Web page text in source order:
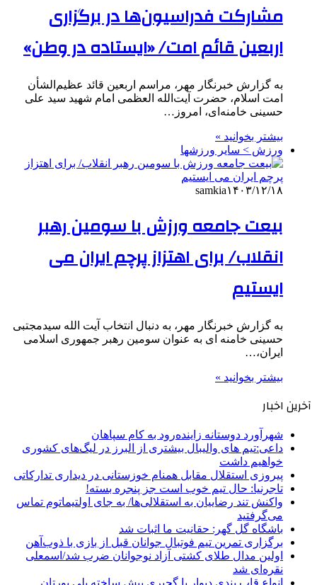
مشارکت فدراسیون‌ها در برگزاری
اربعین قائم امت/ «ایستاده در وطن»
به گزارش خبرنگار مهر، مراسم اربعین قائد عظیم‌الشأن
امت اسلام، حضرت آیت‌الله العظمی امام شهید سید علی
حسینی خامنه‌ای، امروز…
بیشتر بخوانید »
ورزش > سایر ورزشها
samkia۱۴۰۳/۱۲/۱۸
بیعت جامعه ورزش با سومین رهبر
انقلاب/ برای اهتزاز پرچم ایران می
ایستیم
به گزارش خبرنگار مهر، به دنبال انتخاب آیت الله سیدمجتبی
حسینی خامنه ای به عنوان سومین رهبر جمهوری اسلامی
ایران،…
بیشتر بخوانید »
آخرین اخبار
شهرآورد دوستانه زاینده‌رود به کام سپاهان
داعی:تیم های والیبال بیشتری از البرز در لیگ‌های کشوری
خواهیم داشت
پیروزی استقلال مقابل همنام خوزستانی در دیداری تدارکاتی
تاجرنیا: حال تیم خوب است جز پنجره بسته!
واکنش تند رضاییان به استقلالی‌ها/ به جای اولتیماتوم تماس
می‌گرفتید
باشگاه گل گهر: حقانیت ما اثبات شد
برگزاری تمرین تیم فوتبال جوانان قبل از بازی با ذوب‌آهن
اولین مدال طلای کشتی آزاد نوجوانان ضرب شد/اسمعلی
نقره‌ای شد
انواع قاب بندی دیوار با گچبری پیش ساخته پلی یورتان